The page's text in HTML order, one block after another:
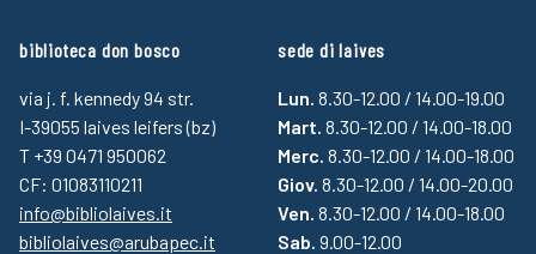
biblioteca don bosco
via j. f. kennedy 94 str.
I-39055 laives leifers (bz)
T +39 0471 950062
CF: 01083110211
info@bibliolaives.it
bibliolaives@arubapec.it
sede di laives
Lun. 8.30-12.00 / 14.00-19.00
Mart. 8.30-12.00 / 14.00-18.00
Merc. 8.30-12.00 / 14.00-18.00
Giov. 8.30-12.00 / 14.00-20.00
Ven. 8.30-12.00 / 14.00-18.00
Sab. 9.00-12.00